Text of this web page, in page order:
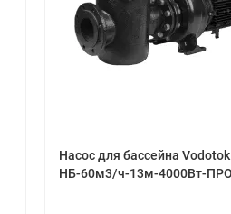
Насос для бассейна Vodotok
НБ-60м3/ч-13м-4000Вт-